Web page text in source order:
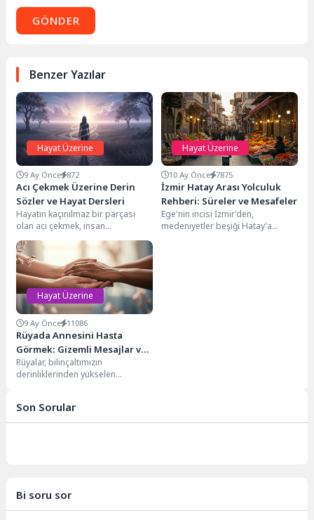
GÖNDER
Benzer Yazılar
Hayat Üzerine
9 Ay Önce 872
Acı Çekmek Üzerine Derin
Sözler ve Hayat Dersleri
Hayatın kaçınılmaz bir parçası
olan acı çekmek, insan
deneyiminin en evrensel ve
dönüştürücü unsurlarından
biridir....
Hayat Üzerine
10 Ay Önce 7875
İzmir Hatay Arası Yolculuk
Rehberi: Süreler ve Mesafeler
Ege'nin incisi İzmir'den,
medeniyetler beşiği Hatay'a
Hayat Üzerine
9 Ay Önce 11086
Rüyada Annesini Hasta
Görmek: Gizemli Mesajlar ve
Anlamları
Rüyalar, bilinçaltımızın
derinliklerinden yükselen
önemli olayların sembolik
yansımalarıdır. Özellikle aile...
Son Sorular
Bi soru sor